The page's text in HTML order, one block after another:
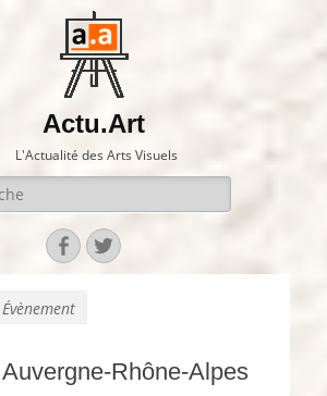
Actu.Art
L'Actualité des Arts Visuels
Facebook
Twitter
Évènement
Auvergne-Rhône-Alpes